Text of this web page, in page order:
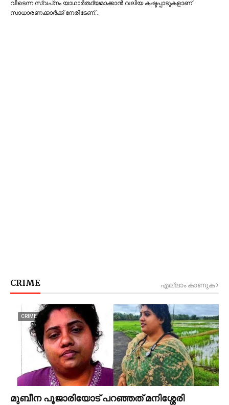
വീടെന്ന സ്വപ്‌നം യാഥാര്‍ത്ഥ്യമാക്കാന്‍ വലിയ കഷ്ടപ്പാടുകളാണ്
സാധാരണക്കാര്‍ക്ക് നേരിടേണ്…
CRIME എല്ലാം കാണുക
CRIME
മുബീന പൂജാരിയോട് പറഞ്ഞത് മനിശ്ശേരി